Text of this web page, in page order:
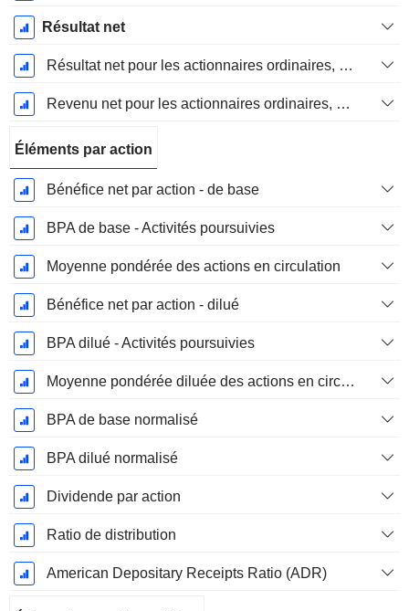
Résultat net
Résultat net pour les actionnaires ordinaires, éléments exceptionnels inclus.
Revenu net pour les actionnaires ordinaires, hors éléments exceptionnelsRésultat net pour les actionnaires ordinaires, éléments exceptionnels exclus.
Éléments par action
Bénéfice net par action - de base
BPA de base - Activités poursuivies
Moyenne pondérée des actions en circulation
Bénéfice net par action - dilué
BPA dilué - Activités poursuivies
Moyenne pondérée diluée des actions en circulation
BPA de base normalisé
BPA dilué normalisé
Dividende par action
Ratio de distribution
American Depositary Receipts Ratio (ADR)